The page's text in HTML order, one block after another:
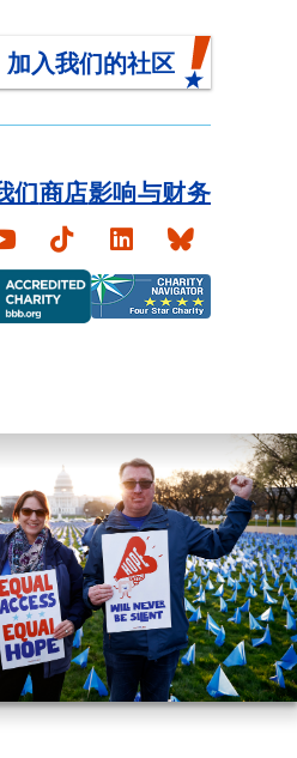
加入我们的社区
们商店影响与财务
YouTubeTikTokLinkedInBluesky